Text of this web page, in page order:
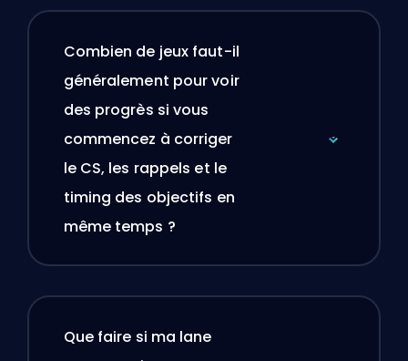
Combien de jeux faut-il
généralement pour voir
des progrès si vous
commencez à corriger
le CS, les rappels et le
timing des objectifs en
même temps ?
Que faire si ma lane